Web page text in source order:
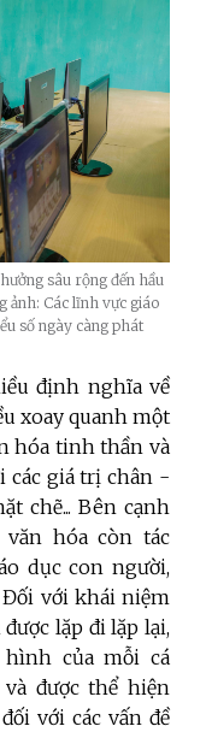
sâu rộng đến hầu
ảnh: Các lĩnh vực giáo
số ngày càng phát
định nghĩa về
xoay quanh một
hóa tinh thần và
các giá trị chân -
chẽ... Bên cạnh
hóa còn tác
dục con người,
với khái niệm
lặp đi lặp lại,
của mỗi cá
được thể hiện
với các vấn đề